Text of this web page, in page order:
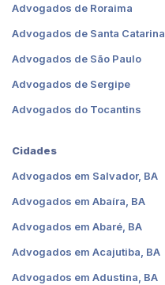
Advogados de Roraima
Advogados de Santa Catarina
Advogados de São Paulo
Advogados de Sergipe
Advogados do Tocantins
Cidades
Advogados em Salvador, BA
Advogados em Abaíra, BA
Advogados em Abaré, BA
Advogados em Acajutiba, BA
Advogados em Adustina, BA